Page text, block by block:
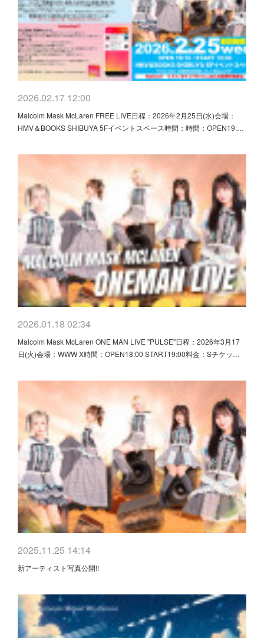
2026.02.17 12:00
Malcolm Mask McLaren FREE LIVE日程：2026年2月25日(水)会場：
HMV＆BOOKS SHIBUYA 5Fイベントスペース時間：時間：OPEN19:…
2026.01.18 02:34
Malcolm Mask McLaren ONE MAN LIVE "PULSE"日程：2026年3月17
日(火)会場：WWW X時間：OPEN18:00 START19:00料金：Sチケッ…
2025.11.25 14:14
新アーティスト写真公開!!